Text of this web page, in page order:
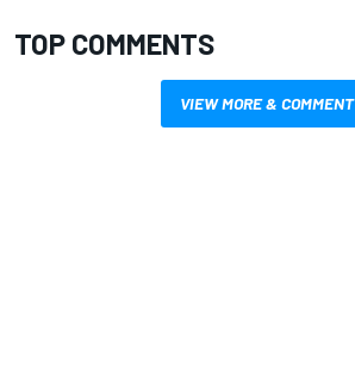
TOP COMMENTS
VIEW MORE & COMMENT